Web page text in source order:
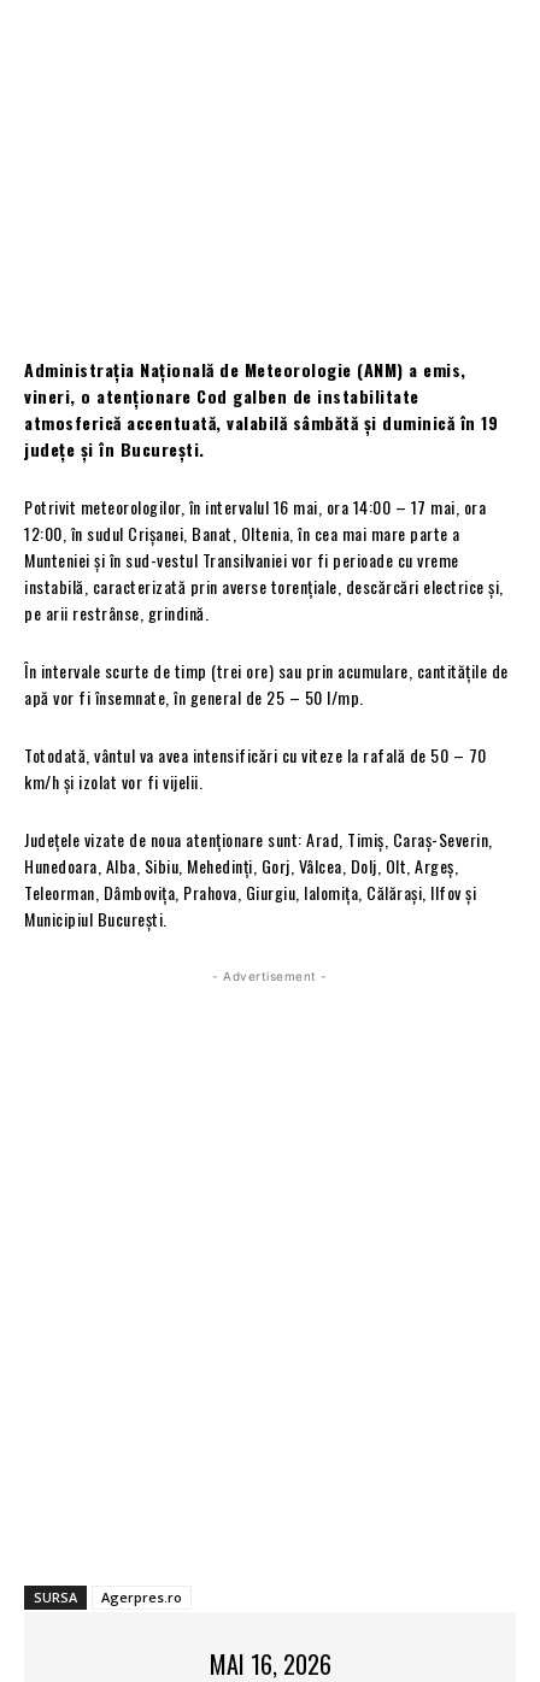
Administrația Națională de Meteorologie (ANM) a emis,
vineri, o atenționare Cod galben de instabilitate
atmosferică accentuată, valabilă sâmbătă și duminică în 19
județe și în București.
Potrivit meteorologilor, în intervalul 16 mai, ora 14:00 – 17 mai, ora
12:00, în sudul Crișanei, Banat, Oltenia, în cea mai mare parte a
Munteniei și în sud-vestul Transilvaniei vor fi perioade cu vreme
instabilă, caracterizată prin averse torențiale, descărcări electrice și,
pe arii restrânse, grindină.
În intervale scurte de timp (trei ore) sau prin acumulare, cantitățile de
apă vor fi însemnate, în general de 25 – 50 l/mp.
Totodată, vântul va avea intensificări cu viteze la rafală de 50 – 70
km/h și izolat vor fi vijelii.
Județele vizate de noua atenționare sunt: Arad, Timiș, Caraș-Severin,
Hunedoara, Alba, Sibiu, Mehedinți, Gorj, Vâlcea, Dolj, Olt, Argeș,
Teleorman, Dâmbovița, Prahova, Giurgiu, Ialomița, Călărași, Ilfov și
Municipiul București.
- Advertisement -
SURSA Agerpres.ro
MAI 16, 2026